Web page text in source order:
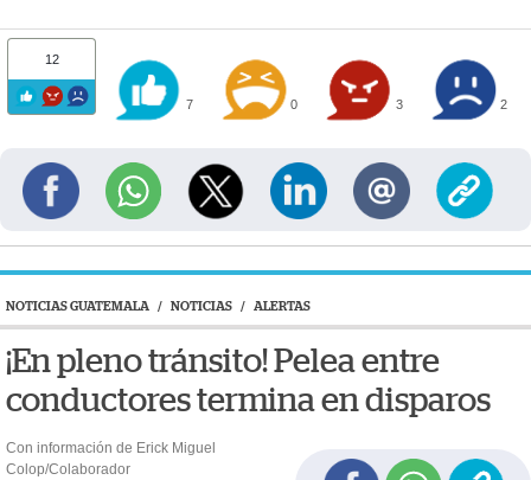
12
7 0 3 2
NOTICIAS GUATEMALA / NOTICIAS / ALERTAS
¡En pleno tránsito! Pelea entre
conductores termina en disparos
Con información de Erick Miguel
Colop/Colaborador